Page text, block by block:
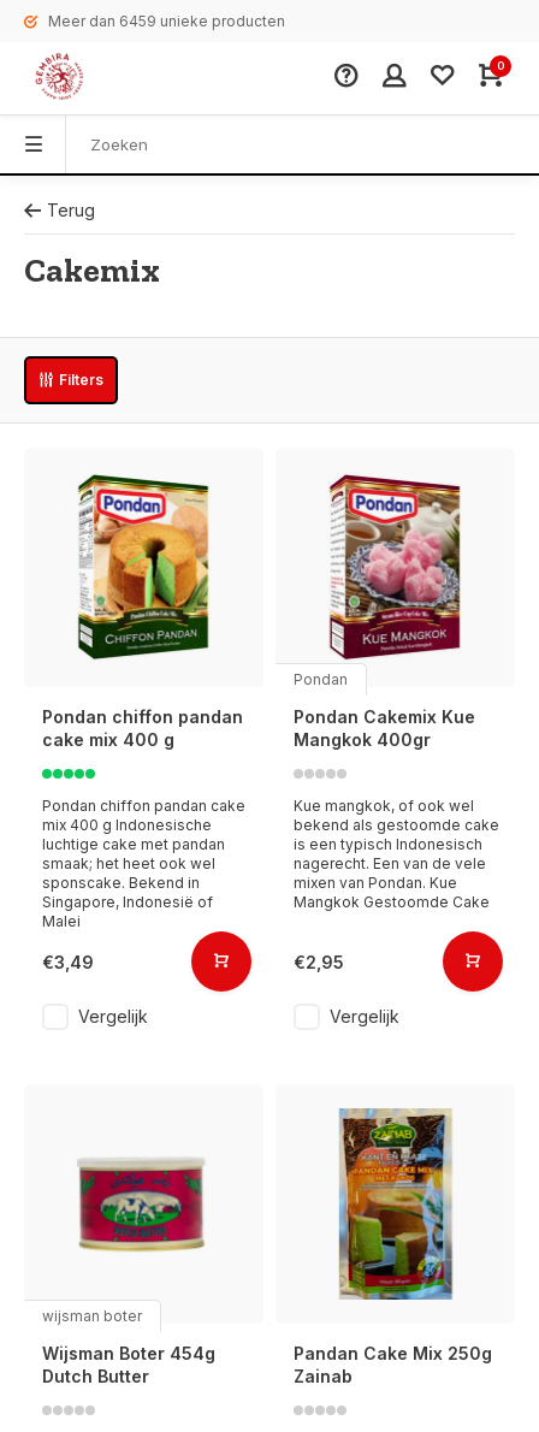
Meer dan 6459 unieke producten
0
Terug
Cakemix
Filters
Pondan chiffon pandan
cake mix 400 g
Pondan chiffon pandan cake
mix 400 g Indonesische
luchtige cake met pandan
smaak; het heet ook wel
sponscake. Bekend in
Singapore, Indonesië of
Malei
€3,49
Vergelijk
Pondan
Pondan Cakemix Kue
Mangkok 400gr
Kue mangkok, of ook wel
bekend als gestoomde cake
is een typisch Indonesisch
nagerecht. Een van de vele
mixen van Pondan. Kue
Mangkok Gestoomde Cake
€2,95
Vergelijk
wijsman boter
Wijsman Boter 454g
Dutch Butter
Pandan Cake Mix 250g
Zainab